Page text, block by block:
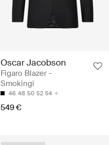
Oscar Jacobson
Figaro Blazer -
Smokingi
46 48 50 52 54
549 €